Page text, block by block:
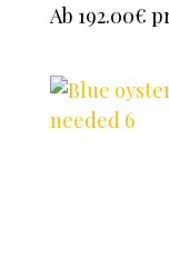
Ab 192.00€